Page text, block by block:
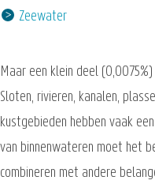
Zeewater
Maar een klein deel
Sloten, rivieren, kanalen,
kustgebieden hebben vaak
van binnenwateren moet het
combineren met andere